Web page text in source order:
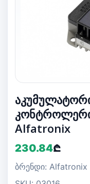
კონტროლერი
Alfatronix
230.84₾
ბრენდი: Alfatronix